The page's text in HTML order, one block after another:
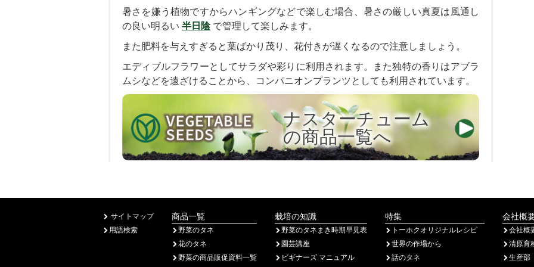
暑さを嫌う植物ですからハンギングなどで楽しむ場合、暑さの厳しい真夏は風通し
の良い明るい 半日陰 で管理して楽しみます。
また肥料を与えすぎると葉ばかり茂り、花付きが遅くなるので注意しましょう。
エディブルフラワーとしてサラダや彩りに利用されます。また独特の香りはアブラ
ムシなどを遠ざけることから、コンパニオンプランツとしても利用されています。
ナスターチューム
の商品一覧へ
サイトマップ
用語検索
商品一覧
野菜のタネ
花のタネ
野菜の商品販促資料一覧
栽培の知識
野菜のタネまき時期早見表
園芸講座
ビギナーズ マニュアル
特集
トーホクオリジナルレシピ
世界の作場から
話のタネ
会社概
会社概
清原育
生産部